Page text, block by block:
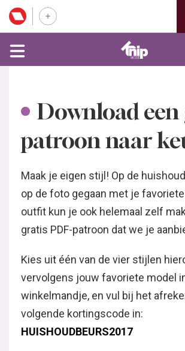
Download
patroon naar
Maak je eigen stijl! Op de
op de foto gegaan met je
outfit kun je ook helemaal zelf
gratis PDF-patroon dat we je
Kies uit één van de vier stijlen
vervolgens jouw favoriete model
winkelmandje, en vul bij het
volgende kortingscode in:
HUISHOUDBEURS2017